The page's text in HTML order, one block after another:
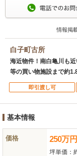
情報掲
白子町古所
海近物件！南白亀川も
等の買い物施設まで約
即引渡し可
基本情報
価格 250万円
坪単価：